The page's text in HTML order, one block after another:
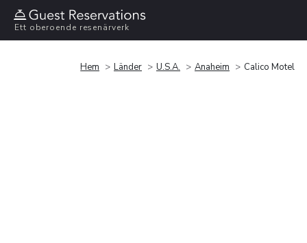
Ett oberoende resenärverk
Hem Länder U.S.A. Anaheim Calico Motel